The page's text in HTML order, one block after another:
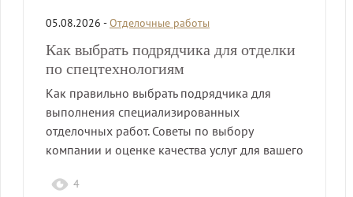
05.08.2026 -Отделочные работы
Как выбрать подрядчика для отделки
по спецтехнологиям
Как правильно выбрать подрядчика для
выполнения специализированных
отделочных работ. Советы по выбору
компании и оценке качества услуг для вашего
4